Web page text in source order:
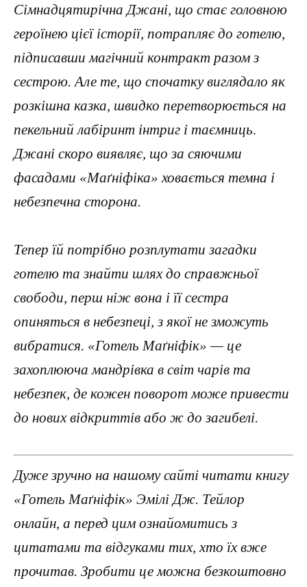
Сімнадцятирічна Джані, що стає головною
героїнею цієї історії, потрапляє до готелю,
підписавши магічний контракт разом з
сестрою. Але те, що спочатку виглядало як
розкішна казка, швидко перетворюється на
пекельний лабіринт інтриг і таємниць.
Джані скоро виявляє, що за сяючими
фасадами «Маґніфіка» ховається темна і
небезпечна сторона.
Тепер їй потрібно розплутати загадки
готелю та знайти шлях до справжньої
свободи, перш ніж вона і її сестра
опиняться в небезпеці, з якої не зможуть
вибратися. «Готель Маґніфік» — це
захоплююча мандрівка в світ чарів та
небезпек, де кожен поворот може привести
до нових відкриттів або ж до загибелі.
Дуже зручно на нашому сайті читати книгу
«Готель Маґніфік» Эмілі Дж. Тейлор
онлайн, а перед цим ознайомитись з
цитатами та відгуками тих, хто їх вже
прочитав. Зробити це можна безкоштовно